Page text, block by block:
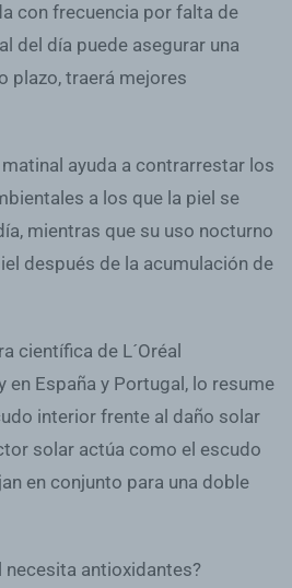
con frecuencia por falta de
del día puede asegurar una
plazo, traerá mejores
ayuda a contrarrestar los
a los que la piel se
mientras que su uso nocturno
después de la acumulación de
científica de L´Oréal
en España y Portugal, lo resume
interior frente al daño solar
solar actúa como el escudo
en conjunto para una doble
antioxidantes?